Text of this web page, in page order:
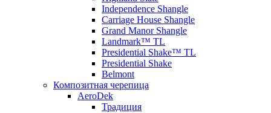
Independence Shangle
Carriage House Shangle
Grand Manor Shangle
Landmark™ TL
Presidential Shake™ TL
Presidential Shake
Belmont
Композитная черепица
AeroDek
Традиция